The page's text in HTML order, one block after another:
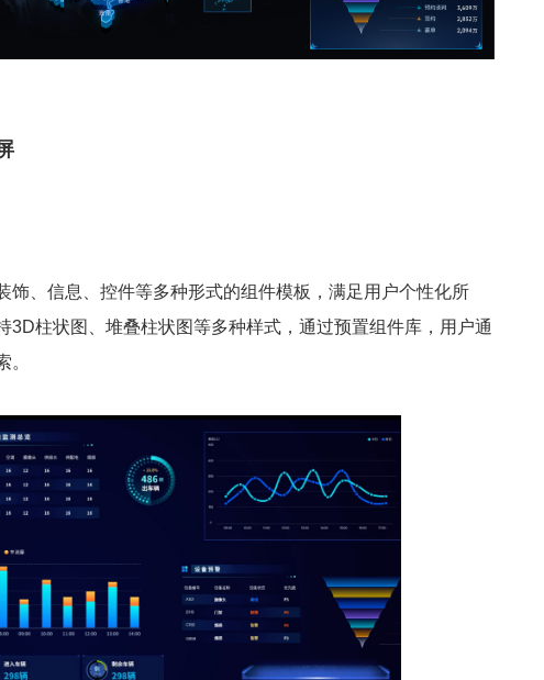
饰、信息、控件等多种形式的组件模板，满足用户个性化所
3D柱状图、堆叠柱状图等多种样式，通过预置组件库，用户通